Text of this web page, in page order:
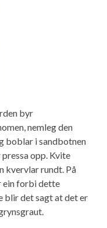
byr
nemleg den
boblar i sandbotnen
opp. Kvite
kvervlar rundt. På
ein forbi dette
blir det sagt at det er